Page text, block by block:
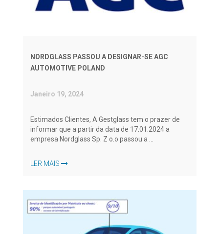
NORDGLASS PASSOU A DESIGNAR-SE AGC
AUTOMOTIVE POLAND
Janeiro 19, 2024
Estimados Clientes, A Gestglass tem o prazer de
informar que a partir da data de 17.01.2024 a
empresa Nordglass Sp. Z o.o passou a ...
LER MAIS